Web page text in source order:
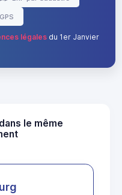
légalesdu 1er Janvier
le même